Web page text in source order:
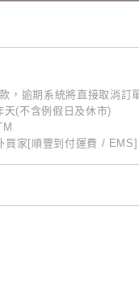
，逾期系統將直接取消訂
天(不含例假日及休市)
買家[順豐到付運費 / EMS]